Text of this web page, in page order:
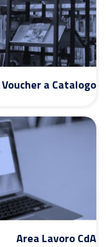
a Catalogo
Area Lavoro CdA